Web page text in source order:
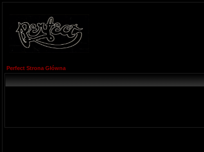
Perfect Strona Główna